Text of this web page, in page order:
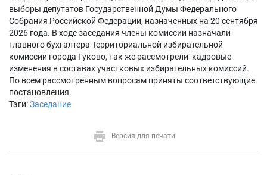
выборы депутатов Государственной Думы Федерального
Собрания Российской Федерации, назначенных на 20 сентября
2026 года. В ходе заседания члены комиссии назначали
главного бухгалтера Территориальной избирательной
комиссии города Гуково, так же рассмотрели кадровые
изменения в составах участковых избирательных комиссий.
По всем рассмотренным вопросам приняты соответствующие
постановления.
Тэги:Заседание
Версия для печати